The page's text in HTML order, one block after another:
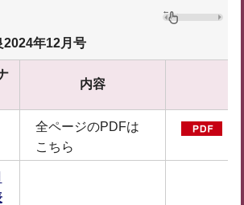
2024年12月号
内容
全ページのPDFは
こちら